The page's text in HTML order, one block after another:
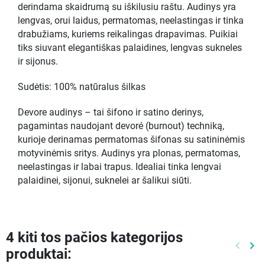
derindama skaidrumą su iškilusiu raštu. Audinys yra
lengvas, orui laidus, permatomas, neelastingas ir tinka
drabužiams, kuriems reikalingas drapavimas. Puikiai
tiks siuvant elegantiškas palaidines, lengvas sukneles
ir sijonus.
Sudėtis: 100% natūralus šilkas
Devore audinys – tai šifono ir satino derinys,
pagamintas naudojant devoré (burnout) techniką,
kurioje derinamas permatomas šifonas su satininėmis
motyvinėmis sritys. Audinys yra plonas, permatomas,
neelastingas ir labai trapus. Idealiai tinka lengvai
palaidinei, sijonui, suknelei ar šalikui siūti.
4 kiti tos pačios kategorijos
produktai:
keyboard_arrow_left keyboard_arrow_right